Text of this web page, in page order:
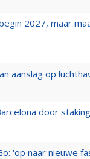
2027, maar
aanslag op
door staking
'op naar nieuwe